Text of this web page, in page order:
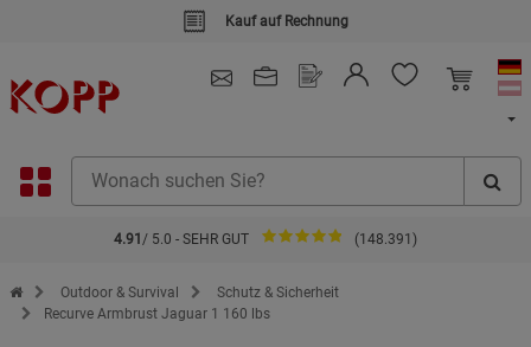
Kauf auf Rechnung
4.91 / 5.0 - SEHR GUT (148.391)
Zur Startseite des Kopp Verlag Online-Shop
Outdoor & Survival
Schutz & Sicherheit
Recurve Armbrust Jaguar 1 160 lbs